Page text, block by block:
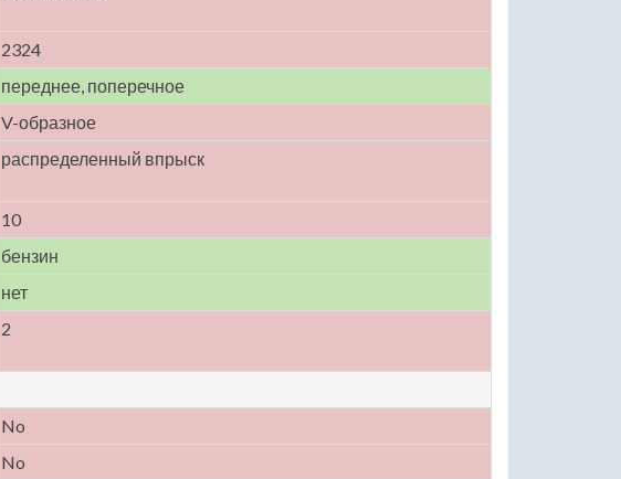
2324
переднее, поперечное
V-образное
распределенный впрыск
10
бензин
нет
2
No
No